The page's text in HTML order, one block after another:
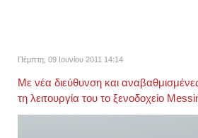
Πέμπτη, 09 Ιουνίου 2011 14:14
Με νέα διεύθυνση και
τη λειτουργία του το ξενοδοχείο